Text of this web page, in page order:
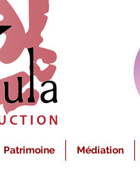
Patrimoine Médiation